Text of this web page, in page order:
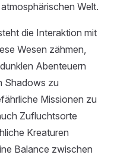
Welt.
die Interaktion mit
Wesen zähmen,
Abenteuern
Shadows zu
Missionen zu
Zufluchtsorte
Kreaturen
Balance zwischen